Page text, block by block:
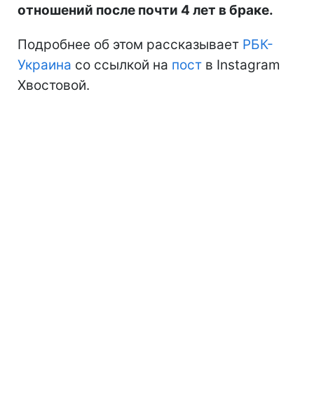
отношений после почти 4 лет в браке.
Подробнее об этом рассказывает РБК-
Украина со ссылкой на пост в Instagram
Хвостовой.